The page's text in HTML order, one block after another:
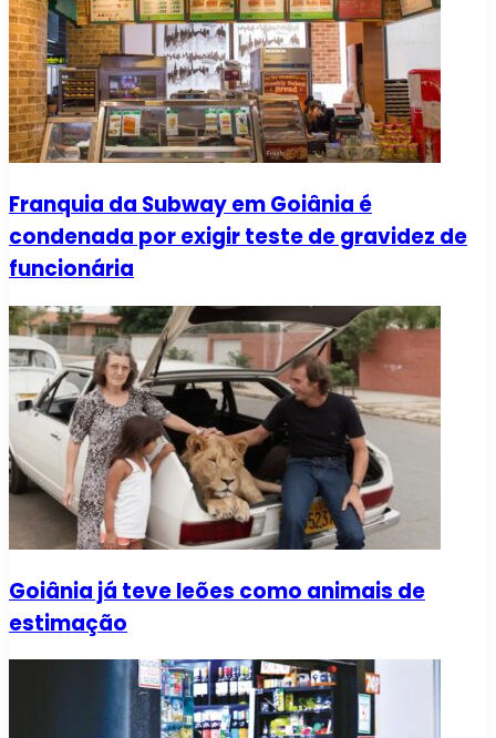
Franquia da Subway em Goiânia é
condenada por exigir teste de gravidez de
funcionária
Goiânia já teve leões como animais de
estimação